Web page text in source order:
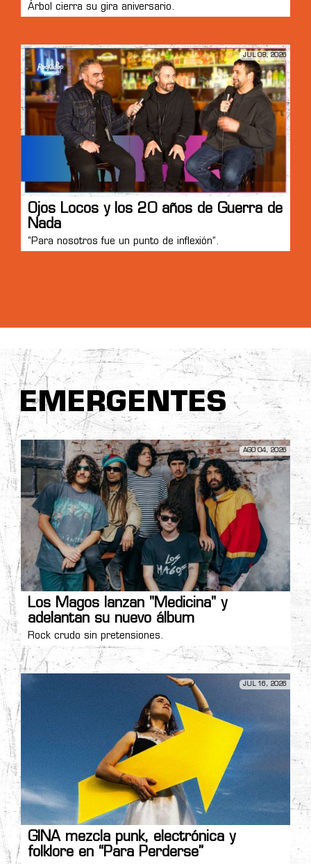
Árbol cierra su gira aniversario.
JUL 08, 2026
Ojos Locos y los 20 años de Guerra de
Nada
“Para nosotros fue un punto de inflexión”.
EMERGENTES
AGO 04, 2026
Los Magos lanzan "Medicina" y
adelantan su nuevo álbum
Rock crudo sin pretensiones.
JUL 16, 2026
GINA mezcla punk, electrónica y
folklore en “Para Perderse”